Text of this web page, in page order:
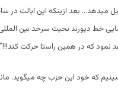
میدهد… بعد ازینکه این ایالت
خط دیورند بحیث سرحد بین
نمود که در همین راستا حرکت کند!!!”
ببینیم که خود این حزب چه میگوید.